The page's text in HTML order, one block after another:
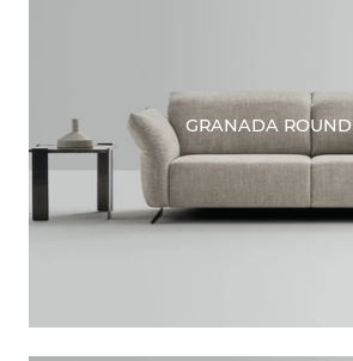
GRANADA ROUND